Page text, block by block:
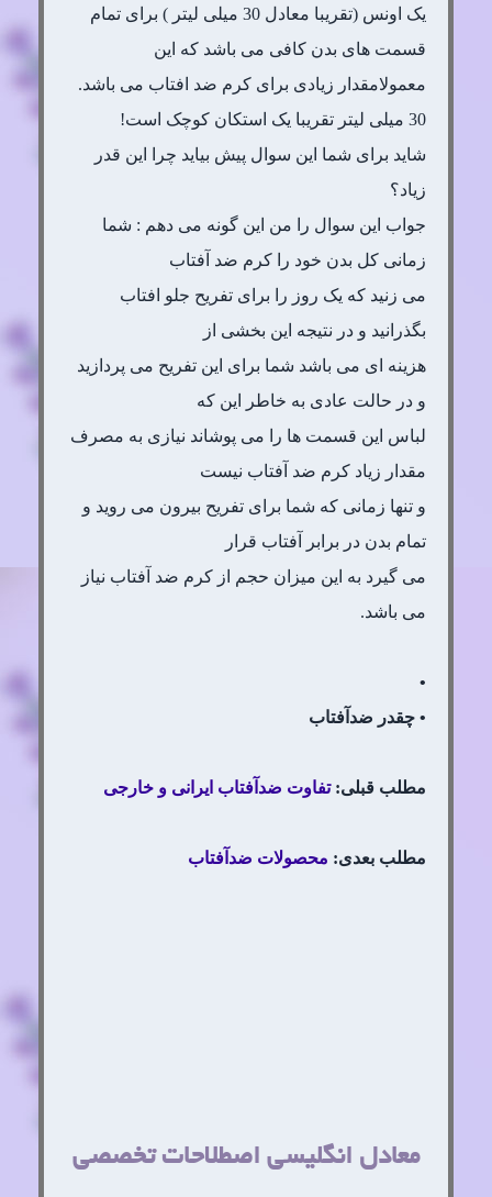
یک اونس (تقریبا معادل 30 میلی لیتر ) برای تمام
قسمت های بدن کافی می باشد که این
معمولامقدار زیادی برای کرم ضد افتاب می باشد.
30 میلی لیتر تقریبا یک استکان کوچک است!
شاید برای شما این سوال پیش بیاید چرا این قدر
زیاد؟
جواب این سوال را من این گونه می دهم : شما
زمانی کل بدن خود را کرم ضد آفتاب
می زنید که یک روز را برای تفریح جلو افتاب
بگذرانید و در نتیجه این بخشی از
هزینه ای می باشد شما برای این تفریح می پردازید
و در حالت عادی به خاطر این که
لباس این قسمت ها را می پوشاند نیازی به مصرف
مقدار زیاد کرم ضد آفتاب نیست
و تنها زمانی که شما برای تفریح بیرون می روید و
تمام بدن در برابر آفتاب قرار
می گیرد به این میزان حجم از کرم ضد آفتاب نیاز
می باشد.
•
• چقدر ضدآفتاب
مطلب قبلی: تفاوت ضدآفتاب ایرانی و خارجی
مطلب بعدی: محصولات ضدآفتاب
معادل انگلیسی اصطلاحات تخصصی